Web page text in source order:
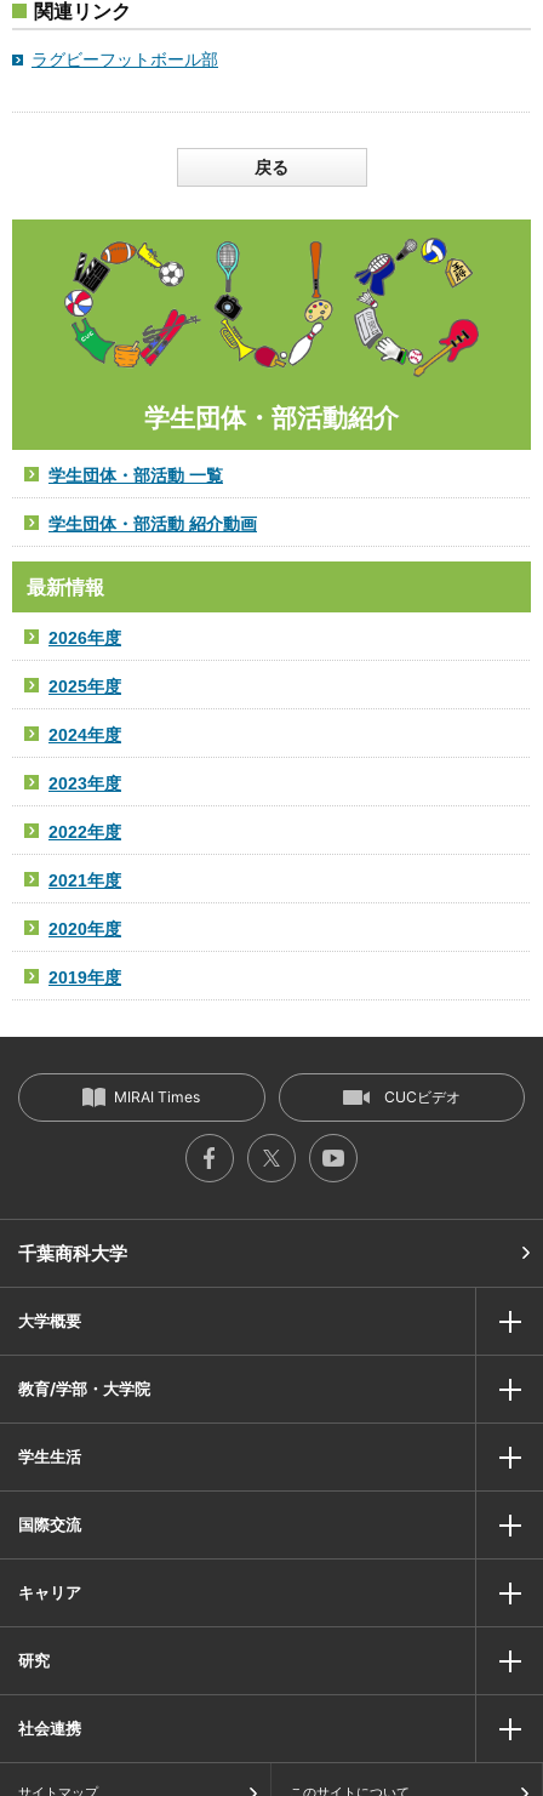
関連リンク
ラグビーフットボール部
戻る
学生団体・部活動紹介
学生団体・部活動 一覧
学生団体・部活動 紹介動画
最新情報
2026年度
2025年度
2024年度
2023年度
2022年度
2021年度
2020年度
2019年度
千葉商科大学
MIRAI Times CUCビデオ
大学概要
教育/学部・大学院
学生生活
国際交流
キャリア
研究
社会連携
サイトマップ このサイトについて